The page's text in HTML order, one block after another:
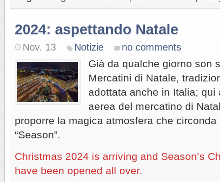
2024: aspettando Natale
Nov. 13 Notizie no comments
Già da qualche giorno son
Mercatini di Natale,
adottata anche in Italia;
aerea del mercatino di
proporre la magica atmosfera che
“Season”.
Christmas 2024 is arriving and Season’s
have been opened all over.